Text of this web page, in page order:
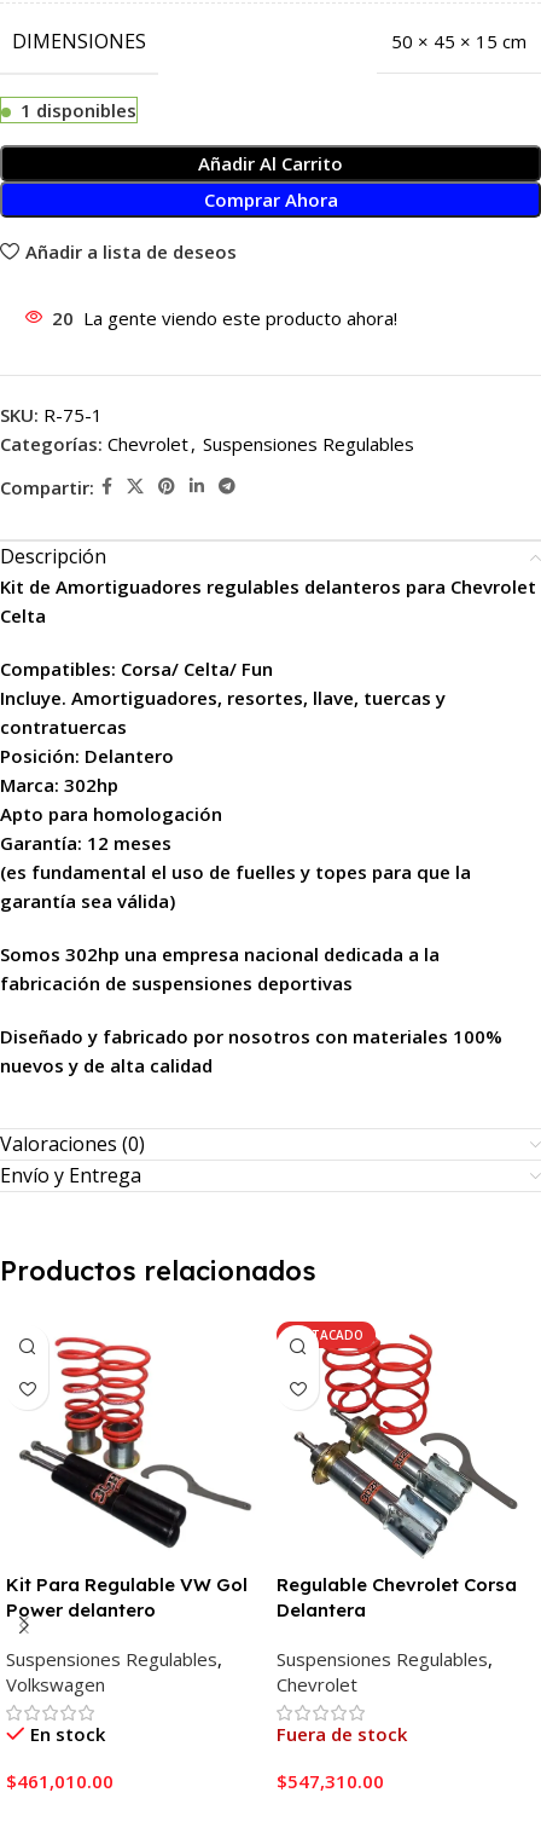
DIMENSIONES 50 × 45 × 15 cm
1 disponibles
Añadir Al Carrito
Comprar Ahora
Añadir a lista de deseos
20 La gente viendo este producto ahora!
SKU: R-75-1
Categorías: Chevrolet, Suspensiones Regulables
Compartir:
Descripción
Kit de Amortiguadores regulables delanteros para Chevrolet
Celta
Compatibles: Corsa/ Celta/ Fun
Incluye. Amortiguadores, resortes, llave, tuercas y
contratuercas
Posición: Delantero
Marca: 302hp
Apto para homologación
Garantía: 12 meses
(es fundamental el uso de fuelles y topes para que la
garantía sea válida)
Somos 302hp una empresa nacional dedicada a la
fabricación de suspensiones deportivas
Diseñado y fabricado por nosotros con materiales 100%
nuevos y de alta calidad
Valoraciones (0)
Envío y Entrega
Productos relacionados
Kit Para Regulable VW Gol
Power delantero
Suspensiones Regulables,
Volkswagen
En stock
$461,010.00
DESTACADO
Regulable Chevrolet Corsa
Delantera
Suspensiones Regulables,
Chevrolet
Fuera de stock
$547,310.00